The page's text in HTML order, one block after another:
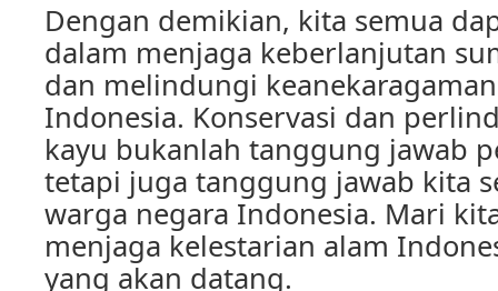
Dengan demikian, kita semua
dalam menjaga keberlanjutan
dan melindungi
Indonesia. Konservasi dan
kayu bukanlah tanggung jawab
tetapi juga tanggung jawab kita
warga negara Indonesia. Mari
menjaga kelestarian alam
yang akan datang.